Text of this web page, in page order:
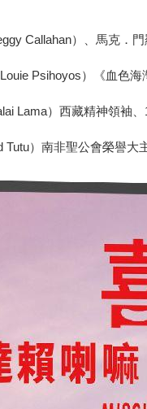
Callahan）、馬克．門
Psihoyos）《血色
Lama）西藏精神領袖
Tutu）南非聖公會榮譽大